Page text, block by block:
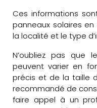
Ces informations
panneaux solaires
la localité et le type
N’oubliez pas que
peuvent varier en
précis et de la taille
recommandé de
faire appel à un